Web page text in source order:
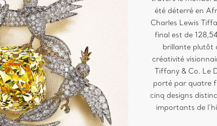
été déterré en
Charles Lewis
final est de
brillante plutôt
créativité
Tiffany & Co. Le
porté par quatre
cinq designs
importants de